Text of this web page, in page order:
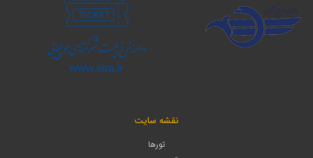
نقشه سایت
تورها